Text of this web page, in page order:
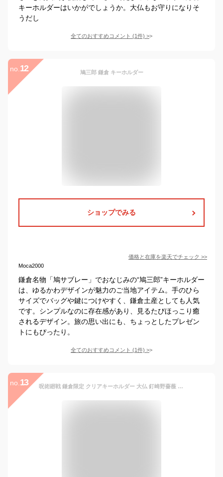
キーホルダーはいかがでしょうか。大仏もお守りになりそ
うだし
全てのおすすめコメント (1件) >
no. 12 鳩三郎 鎌倉 キーホルダー
ショップでみる
価格と在庫を楽天でチェック >>
Moca2000
鎌倉名物「鳩サブレー」でおなじみの“鳩三郎”キーホルダー
は、ゆるかわデザインが魅力のご当地アイテム。手のひら
サイズでバッグや鍵につけやすく、鎌倉土産としても人気
です。シンプルなのに存在感があり、見るたびほっこり癒
されるデザイン。旅の思い出にも、ちょっとしたプレゼン
トにもぴったり。
全てのおすすめコメント (1件) >
no. 13 呪術廻戦 鎌倉限定 クリアキーホルダー 大仏 釘崎野薔薇 JIK 19998呪術廻戦/じゅじゅつかいせん/テレビアニメ/漫画/映画/ご当地/シリーズ/コラボ/限定/キーホルダー/アクセサリー【アウトレット】